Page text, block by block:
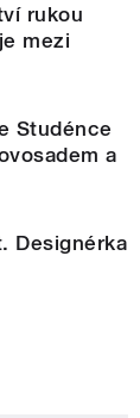
rukou
mezi
Studénce
a
Designérka